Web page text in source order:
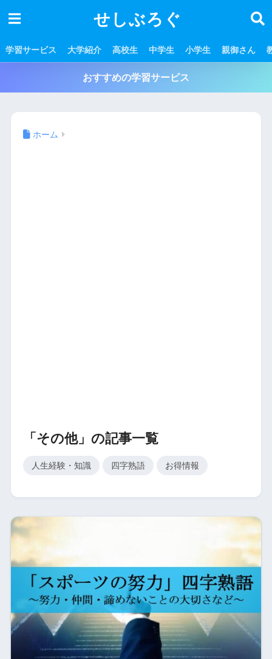
せしぶろぐ
学習サービス 大学紹介 高校生 中学生 小学生 親御さん
おすすめの学習サービス
ホーム
「その他」の記事一覧
人生経験・知識 四字熟語 お得情報